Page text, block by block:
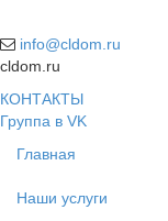
info@cldom.ru
cldom.ru
КОНТАКТЫ
Группа в VK
Главная
Наши услуги